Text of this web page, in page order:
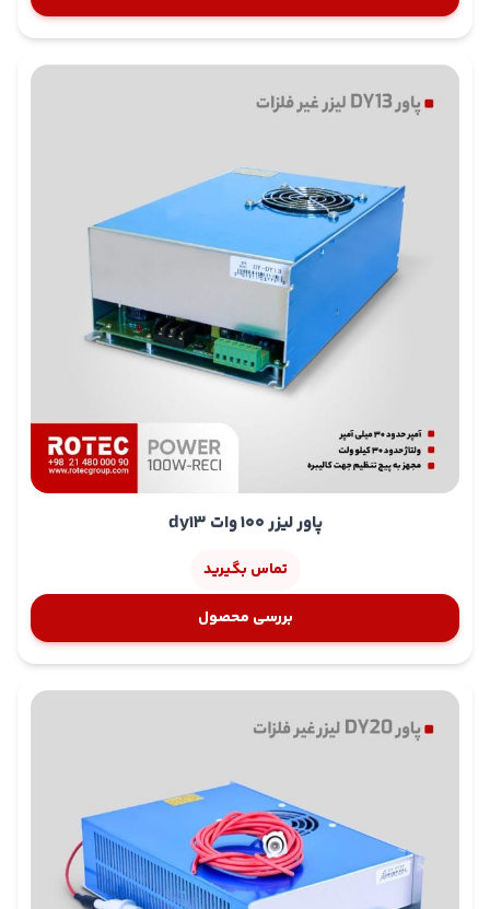
کنترلرهای لیزری و طراحی‌های مختلف صنتعگران قابل
استفاده‌اند.
کنترل‌پذیری انعطاف‌پذیر و تنظیم توان خروجی
(مانند TH، TL وIN ) دریافت می‌شوند توان خروجی لیزر را
می‌توان با استفاده از سیگنال
تا ولتیاسیگنال
به‌صورت کامل تنظیم کرد این ویژگی به اپراتور اجازه
می‌دهد قدرت لیزر را متناسب با جنس و ضخامت ماده تنظیم
حفاظت‌های ایمنی پیشرفته
برای عملکرد ایمن و پایدار، این منابع تغذیه مجهز به
حفاظت‌های مختلفی هستند:
حفاظت در برابر قطعی آب:
در صورت قطع گردش آب
خنک‌کننده، برق لیزر به طور خودکار قطع می‌شود.
محافظت مدار باز:در صورت قطعی اتصال به تیوب یا خرابی
آن، منبع تغذیه آسیبی نمی‌بیند.
محافظت در برابر اتصال کوتاه و اضافه جریان:
حفاظتی داخلی، از بروز آسیب به منبع و تیوب جلوگیری
کنترل کیفیت دقیق و دوام بالا
کیفیت قرار می‌گیرند این آزمون‌ها شامل موارد زیر هستند:
آزمون لرزش چندمحوری برای شبیه‌سازی شرایط صنعتی
تست مقاومت عایق بالاتر از ۵۰ مگااهم در ولتاژ ۵۰۰ ولت
پاور لیزر 100 وات dy13
تماس بگیرید
بررسی محصول